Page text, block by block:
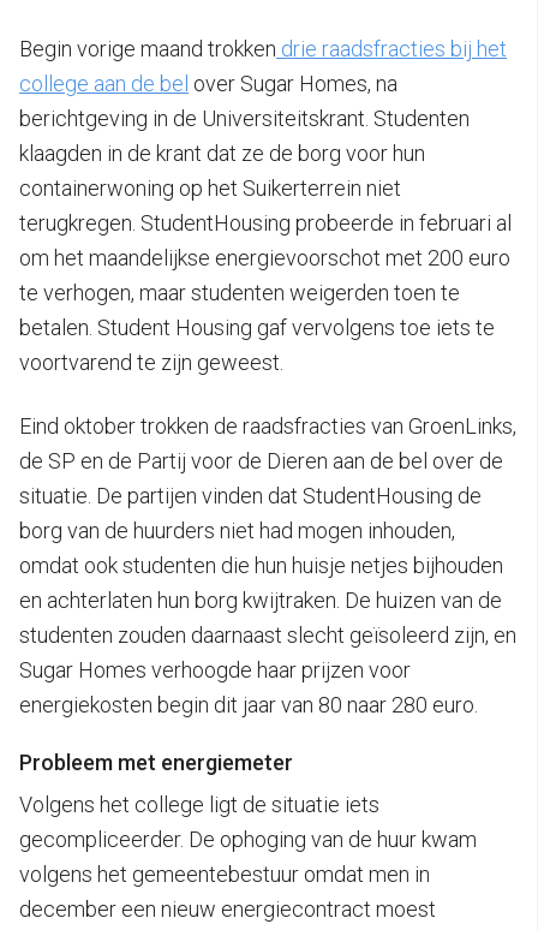
Begin vorige maand trokken drie raadsfracties bij het
college aan de bel over Sugar Homes, na
berichtgeving in de Universiteitskrant. Studenten
klaagden in de krant dat ze de borg voor hun
containerwoning op het Suikerterrein niet
terugkregen. StudentHousing probeerde in februari al
om het maandelijkse energievoorschot met 200 euro
te verhogen, maar studenten weigerden toen te
betalen. Student Housing gaf vervolgens toe iets te
voortvarend te zijn geweest.
Eind oktober trokken de raadsfracties van GroenLinks,
de SP en de Partij voor de Dieren aan de bel over de
situatie. De partijen vinden dat StudentHousing de
borg van de huurders niet had mogen inhouden,
omdat ook studenten die hun huisje netjes bijhouden
en achterlaten hun borg kwijtraken. De huizen van de
studenten zouden daarnaast slecht geïsoleerd zijn, en
Sugar Homes verhoogde haar prijzen voor
energiekosten begin dit jaar van 80 naar 280 euro.
Probleem met energiemeter
Volgens het college ligt de situatie iets
gecompliceerder. De ophoging van de huur kwam
volgens het gemeentebestuur omdat men in
december een nieuw energiecontract moest